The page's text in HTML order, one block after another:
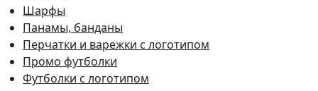
Шарфы
Панамы, банданы
Перчатки и варежки с логотипом
Промо футболки
Футболки с логотипом